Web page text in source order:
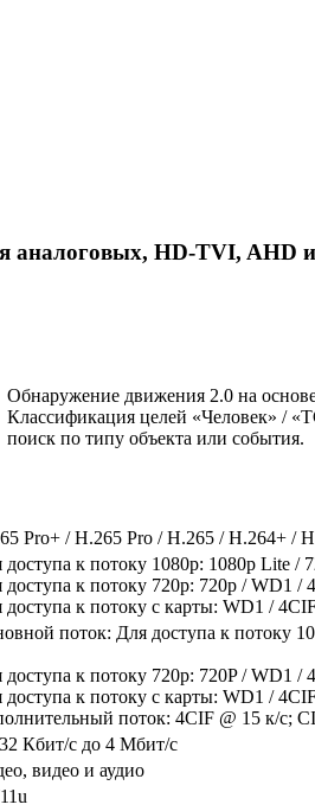
аналоговых, HD-TVI, AHD
Обнаружение движения 2.0 на
Классификация целей «Человек» /
поиск по типу объекта или события.
Pro+ / H.265 Pro / H.265 / H.264+ /
доступа к потоку 1080p: 1080p Lite
доступа к потоку 720p: 720p / WD1 /
доступа к потоку с карты: WD1 /
поток: Для доступа к потоку
доступа к потоку 720p: 720P / WD1
доступа к потоку с карты: WD1 /
поток: 4CIF @ 15 к/с;
Кбит/с до 4 Мбит/с
видео и аудио